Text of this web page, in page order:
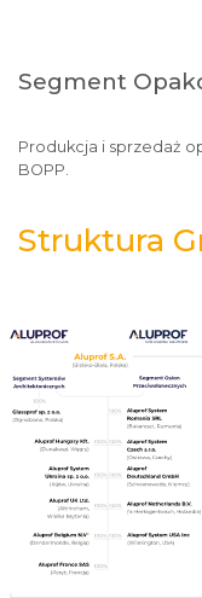
Segment
Produkcja i sprzedaż
BOPP.
Struktura